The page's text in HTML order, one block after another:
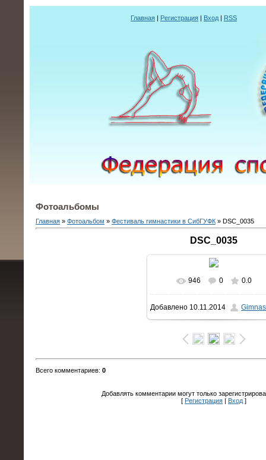
Главная | Регистрация | Вход | RSS
Фотоальбомы
Главная » Фотоальбом » Фестиваль гимнастики в СибГУФК » DSC_0035
DSC_0035
В реальном размере
132.1Kb
946 0 0.0
Добавлено 10.11.2014
Всего комментариев: 0
Добавлять комментарии могут только
[ Регистрация Вход]